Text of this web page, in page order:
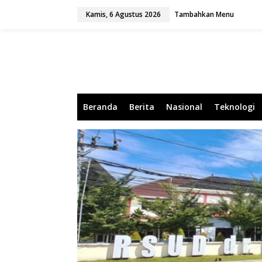
Kamis, 6 Agustus 2026 Tambahkan Menu
Beranda Berita Nasional Teknologi